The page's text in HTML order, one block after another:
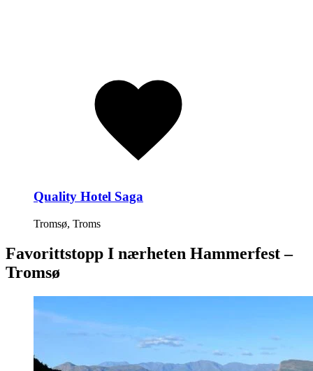
Quality Hotel Saga
Tromsø, Troms
Favorittstopp I nærheten Hammerfest –
Tromsø